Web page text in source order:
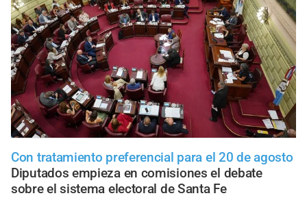
Con tratamiento preferencial para el 20 de agosto
Diputados empieza en comisiones el debate
sobre el sistema electoral de Santa Fe